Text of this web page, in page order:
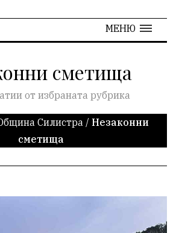
МЕНЮ
сметища
от избраната рубрика
Силистра / Незаконни
сметища